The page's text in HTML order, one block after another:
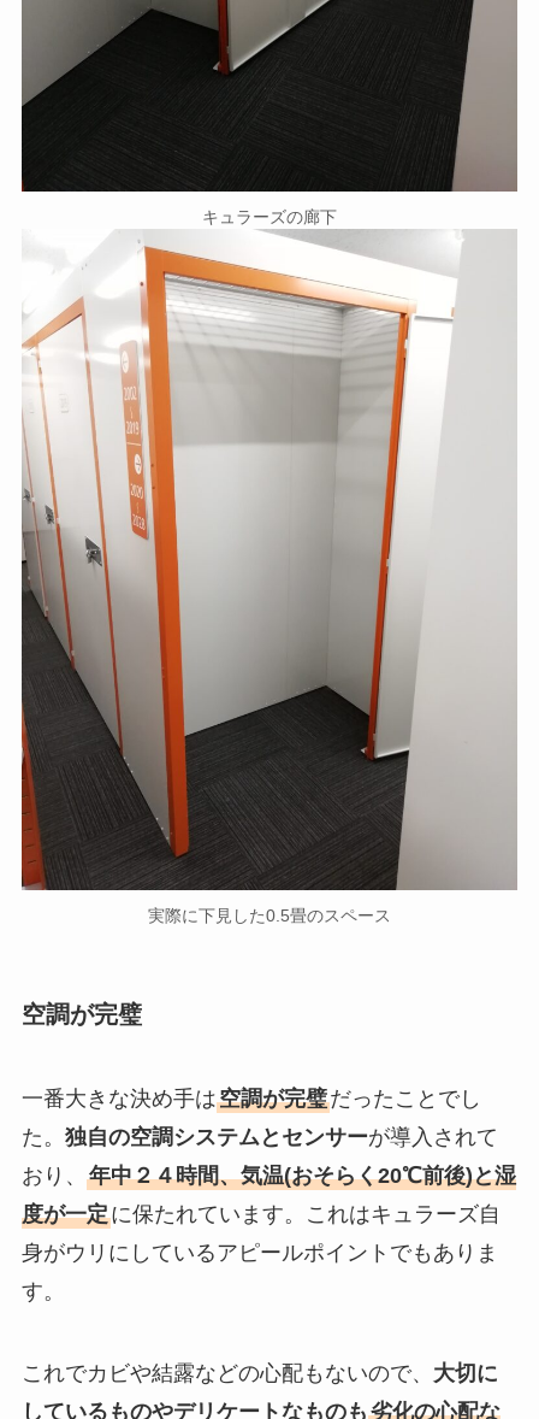
キュラーズの廊下
実際に下見した0.5畳のスペース
空調が完璧
一番大きな決め手は空調が完璧だったことでし
た。 独自の空調システムとセンサーが導入されて
おり、 年中２４時間、気温(おそらく20℃前後)と湿
度が一定に保たれています。これはキュラーズ自
身がウリにしているアピールポイントでもありま
す。
これでカビや結露などの心配もないので、 大切に
しているものやデリケートなものも劣化の心配な